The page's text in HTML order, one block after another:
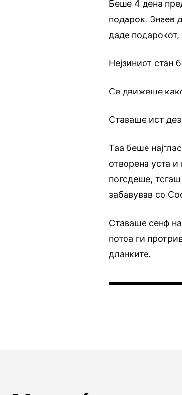
Беше 4 дена
подарок. Знаев
даде
Нејзиниот стан
Се движеше
Ставаше ист
Таа беше
отворена уста
погодеше,
забавував со
Ставаше сенф
потоа ги
дланките.